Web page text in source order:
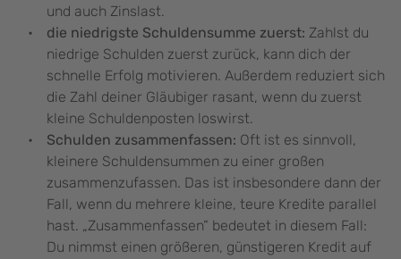
und auch Zinslast.
die niedrigste Schuldensumme zuerst: Zahlst du
niedrige Schulden zuerst zurück, kann dich der
schnelle Erfolg motivieren. Außerdem reduziert sich
die Zahl deiner Gläubiger rasant, wenn du zuerst
kleine Schuldenposten loswirst.
Schulden zusammenfassen: Oft ist es sinnvoll,
kleinere Schuldensummen zu einer großen
zusammenzufassen. Das ist insbesondere dann der
Fall, wenn du mehrere kleine, teure Kredite parallel
hast. „Zusammenfassen“ bedeutet in diesem Fall:
Du nimmst einen größeren, günstigeren Kredit auf